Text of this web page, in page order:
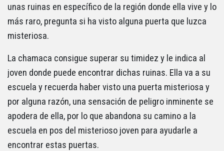
unas ruinas en específico de la región donde ella vive y lo
más raro, pregunta si ha visto alguna puerta que luzca
misteriosa.
La chamaca consigue superar su timidez y le indica al
joven donde puede encontrar dichas ruinas. Ella va a su
escuela y recuerda haber visto una puerta misteriosa y
por alguna razón, una sensación de peligro inminente se
apodera de ella, por lo que abandona su camino a la
escuela en pos del misterioso joven para ayudarle a
encontrar estas puertas.